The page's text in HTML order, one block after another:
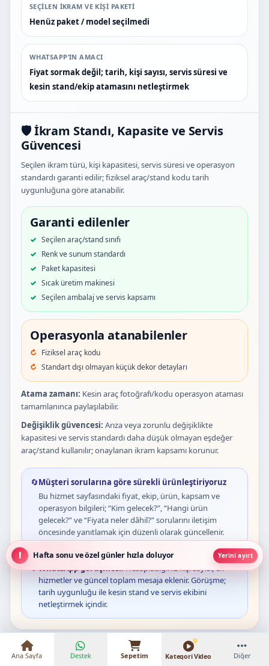
SEÇILEN IKRAM VE KIŞI PAKETI
Henüz paket / model seçilmedi
WHATSAPP’IN AMACI
Fiyat sormak değil; tarih, kişi sayısı, servis süresi ve
kesin stand/ekip atamasını netleştirmek
🛡️ İkram Standı, Kapasite ve Servis
Güvencesi
Seçilen ikram türü, kişi kapasitesi, servis süresi ve operasyon
standardı garanti edilir; fiziksel araç/stand kodu tarih
uygunluğuna göre atanabilir.
Garanti edilenler
Seçilen araç/stand sınıfı
Renk ve sunum standardı
Paket kapasitesi
Sıcak üretim makinesi
Seçilen ambalaj ve servis kapsamı
Operasyonla atanabilenler
Fiziksel araç kodu
Standart dışı olmayan küçük dekor detayları
Atama zamanı: Kesin araç fotoğrafı/kodu operasyon ataması
tamamlanınca paylaşılabilir.
Değişiklik güvencesi: Arıza veya zorunlu değişiklikte
kapasitesi ve servis standardı daha düşük olmayan eşdeğer
araç/stand kullanılır; onaylanan ikram kapsamı korunur.
🔄Müşteri sorularına göre sürekli ürünleştiriyoruz
Bu hizmet sayfasındaki fiyat, ekip, ürün, kapsam ve
operasyon bilgileri; “Kim gelecek?”, “Hangi ürün
gelecek?” ve “Fiyata neler dâhil?” sorularını iletişim
öncesinde yanıtlamak için düzenli olarak güncellenir.
💬WhatsApp görüşmesi:Hesapladığınız kişi sayısı, ek
hizmetler ve güncel toplam mesaja eklenir. Görüşme;
tarih uygunluğu ile kesin stand ve servis ekibini
netleştirmek içindir.
₺16.000 – ₺25.000
Hafta sonu ve özel günler hızla doluyor Yerini ayırt
Ana Sayfa Destek Sepetim Kategori Video Diğer